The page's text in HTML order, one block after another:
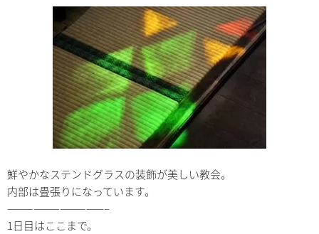
鮮やかなステンドグラスの装飾が美しい教会。
内部は畳張りになっています。
———————————–
1日目はここまで。